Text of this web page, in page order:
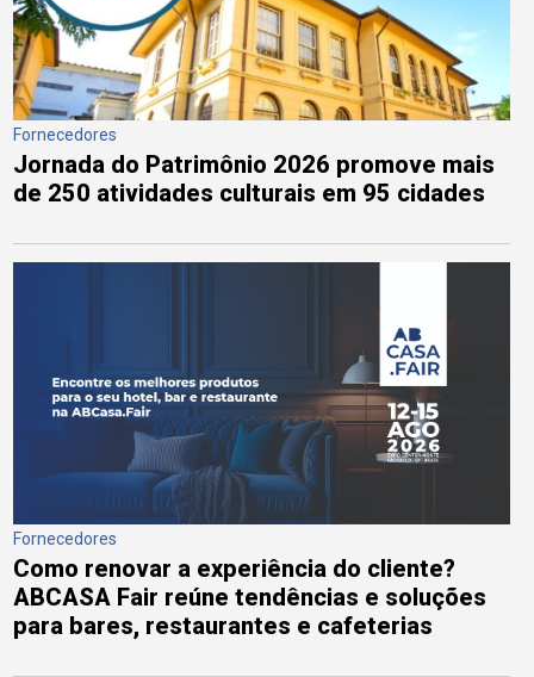
Fornecedores
Jornada do Patrimônio 2026 promove mais
de 250 atividades culturais em 95 cidades
Fornecedores
Como renovar a experiência do cliente?
ABCASA Fair reúne tendências e soluções
para bares, restaurantes e cafeterias